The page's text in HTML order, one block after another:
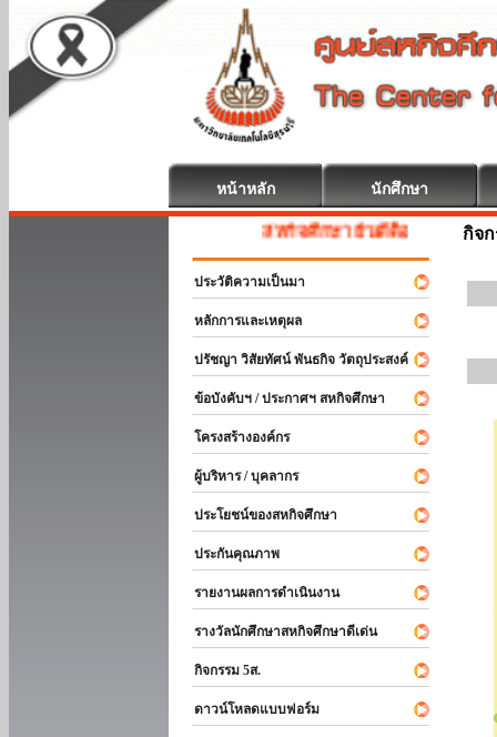
หน้าหลัก นักศึกษา
สหกิจศึกษา ยินดีต้อนรับ
ประวัติความเป็นมา
หลักการและเหตุผล
ปรัชญา วิสัยทัศน์ พันธกิจ วัตถุประสงค์
ข้อบังคับฯ / ประกาศฯ สหกิจศึกษา
โครงสร้างองค์กร
ผู้บริหาร / บุคลากร
ประโยชน์ของสหกิจศึกษา
ประกันคุณภาพ
รายงานผลการดำเนินงาน
รางวัลนักศึกษาสหกิจศึกษาดีเด่น
กิจกรรม 5ส.
ดาวน์โหลดแบบฟอร์ม
กิจ